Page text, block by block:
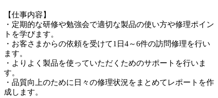
【仕事内容】
・定期的な研修や勉強会で適切な製品の使い方や修理ポイン
トを学びます。
・お客さまからの依頼を受けて1日4～6件の訪問修理を行い
ます。
・よりよく製品を使っていただくためのサポートを行いま
す。
・品質向上のために日々の修理状況をまとめてレポートを作
成します。